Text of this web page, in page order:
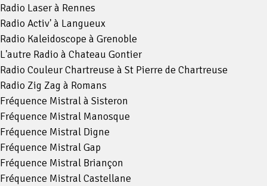
Radio Laser à Rennes
Radio Activ' à Langueux
Radio Kaleidoscope à Grenoble
L'autre Radio à Chateau Gontier
Radio Couleur Chartreuse à St Pierre de Chartreuse
Radio Zig Zag à Romans
Fréquence Mistral à Sisteron
Fréquence Mistral Manosque
Fréquence Mistral Digne
Fréquence Mistral Gap
Fréquence Mistral Briançon
Fréquence Mistral Castellane